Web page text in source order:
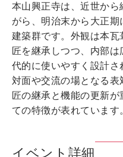
本山興正寺は、近世か
がら、明治末から大正
建築群です。外観は本
匠を継承しつつ、内部
代的に使いやすく設計さ
対面や交流の場となる
匠の継承と機能の更新
ての特徴が表れています
イベント詳細